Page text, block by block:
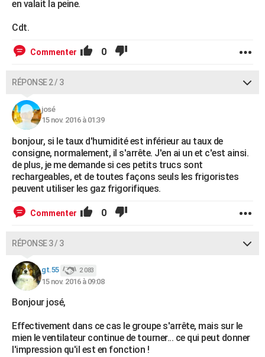
en valait la peine.
Cdt.
Commenter 0
RÉPONSE 2 / 3
josé
15 nov. 2016 à 01:39
bonjour, si le taux d'humidité est inférieur au taux de
consigne, normalement, il s'arrête. J'en ai un et c'est ainsi.
de plus, je me demande si ces petits trucs sont
rechargeables, et de toutes façons seuls les frigoristes
peuvent utiliser les gaz frigorifiques.
Commenter 0
RÉPONSE 3 / 3
gt.55 2 083
15 nov. 2016 à 09:08
Bonjour josé,
Effectivement dans ce cas le groupe s'arrête, mais sur le
mien le ventilateur continue de tourner... ce qui peut donner
l'impression qu'il est en fonction !